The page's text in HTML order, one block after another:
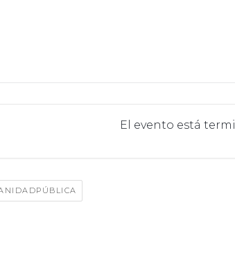
El evento está